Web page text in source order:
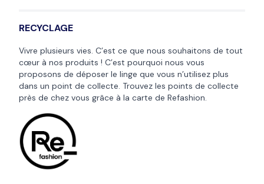
RECYCLAGE
Vivre plusieurs vies. C’est ce que nous souhaitons de tout
cœur à nos produits ! C’est pourquoi nous vous
proposons de déposer le linge que vous n’utilisez plus
dans un point de collecte. Trouvez les points de collecte
près de chez vous grâce à la carte de Refashion.